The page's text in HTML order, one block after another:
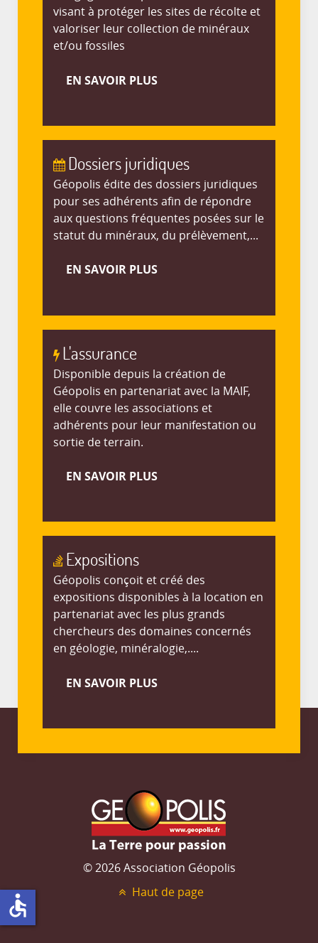
visant à protéger les sites de récolte et
valoriser leur collection de minéraux
et/ou fossiles
EN SAVOIR PLUS
Dossiers juridiques
Géopolis édite des dossiers juridiques
pour ses adhérents afin de répondre
aux questions fréquentes posées sur le
statut du minéraux, du prélèvement,...
EN SAVOIR PLUS
L'assurance
Disponible depuis la création de
Géopolis en partenariat avec la MAIF,
elle couvre les associations et
adhérents pour leur manifestation ou
sortie de terrain.
EN SAVOIR PLUS
Expositions
Géopolis conçoit et créé des
expositions disponibles à la location en
partenariat avec les plus grands
chercheurs des domaines concernés
en géologie, minéralogie,....
EN SAVOIR PLUS
© 2026 Association Géopolis
Haut de page
accessible